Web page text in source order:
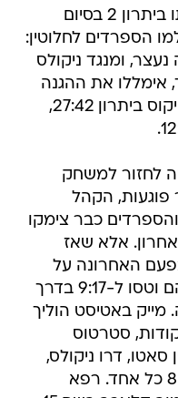
כשפרפרגולו מוריד את קבוצתו ביתרון 2 בסיום
הספרדים לחלוטין:
ומנגד ניקולס
אימללו את ההגנה
הספרדית, והורידו את פנאתינייקוס ביתרון 27:42,
לחזור למשחק
הקהל
והספרדים כבר צימקו
אלא שאז
האחרונה על
הדוושה, עצרו את היריבה שלהם וטסו ל-9:17 בדרך
מייק באטיסט הוליך
פנאתינייקוס עם 13 נקודות, סטרטוס
בעוד רומיין סאטו, דרו ניקולס,
צארצאריס ודיאמנטידיס קלעו 8 כל אחד. רפא